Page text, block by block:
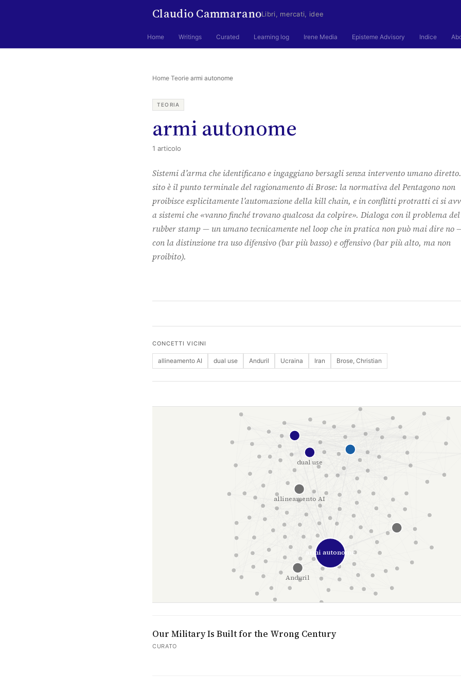
Claudio CammaranoLibri, mercati, idee
Home Writings Curated Learning log Irene Media Episteme Advisory Indice
Home·Teorie·armi autonome
TEORIA
armi autonome
1 articolo
Sistemi d’arma che identificano e ingaggiano bersagli senza intervento umano
sito è il punto terminale del ragionamento di Brose: la normativa del Pentagono non
proibisce esplicitamente l’automazione della kill chain, e in conflitti protratti ci si
a sistemi che «vanno finché trovano qualcosa da colpire». Dialoga con il problema del
rubber stamp — un umano tecnicamente nel loop che in pratica non può mai dire no
con la distinzione tra uso difensivo (bar più basso) e offensivo (bar più alto, ma non
proibito).
CONCETTI VICINI
allineamento AI dual use Anduril Ucraina Iran Brose, Christian
allineamento AI
dual use
Anduril
armi autonome
Our Military Is Built for the Wrong Century
CURATO